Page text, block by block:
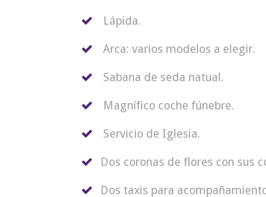
Lápida.
Arca: varios modelos a elegir.
Sabana de seda natual.
Magnífico coche fúnebre.
Servicio de Iglesia.
Dos coronas de flores con sus
Dos taxis para